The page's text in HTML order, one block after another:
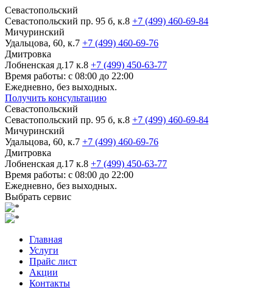
Севастопольский
Севастопольский пр. 95 б, к.8 +7 (499) 460-69-84
Мичуринский
Удальцова, 60, к.7 +7 (499) 460-69-76
Дмитровка
Лобненская д.17 к.8 +7 (499) 450-63-77
Время работы: с 08:00 до 22:00
Ежедневно, без выходных.
Получить консультацию
Севастопольский
Севастопольский пр. 95 б, к.8 +7 (499) 460-69-84
Мичуринский
Удальцова, 60, к.7 +7 (499) 460-69-76
Дмитровка
Лобненская д.17 к.8 +7 (499) 450-63-77
Время работы: с 08:00 до 22:00
Ежедневно, без выходных.
Выбрать сервис
Главная
Услуги
Прайс лист
Акции
Контакты